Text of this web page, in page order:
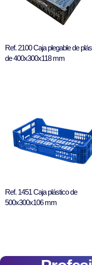
Ref. 2100 Caja plegable de
de 400x300x118 mm
Ref. 1451 Caja plástico de
500x300x106 mm